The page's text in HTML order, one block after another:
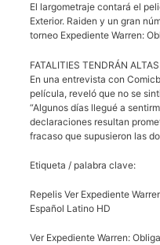
El largometraje contará el
Exterior. Raiden y un gran
torneo Expediente Warren:
FATALITIES TENDRÁN
En una entrevista con
película, reveló que no se
“Algunos días llegué a
declaraciones resultan
fracaso que supusieron las
Etiqueta / palabra clave:
Repelis Ver Expediente
Español Latino HD
Ver Expediente Warren: